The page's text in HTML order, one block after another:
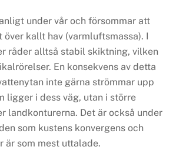
under vår och försommar att
över kallt hav (varmluftsmassa). I
råder alltså stabil skiktning, vilken
En konsekvens av detta
inte gärna strömmar upp
ligger i dess väg, utan i större
landkonturerna. Det är också under
som kustens konvergens och
är som mest uttalade.